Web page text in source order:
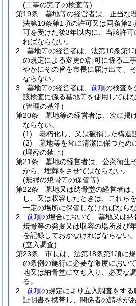
(工事の完了の検査等)
第19条
墓地等の経営者は、正当な
法第10条第1項の許可又は同条第2
可を受けた後3年以内に、当該許
ればならない。
2
墓地等の経営者は、法第10条第1
の規定による変更の許可に係る工
やかにその旨を市長に届け出て、
ならない。
3
墓地等の経営者は、 前項の検査を
該検査に係る墓地等を使用してはな
(管理の基準)
第20条
墓地等の経営者は、次に掲
ならない。
(1)
老朽化し、又は破損した構造
(2)
墓地等を常に清潔に保つため
(埋葬の禁止)
第21条
墓地の経営者は、公衆衛生
から、埋葬をさせてはならない。
(無縁の焼骨等の保管等)
第22条
墓地又は納骨堂の経営者は
し、又は収容したときは、これら
一定の場所に保管しなければならな
2
前項の場合において、墓地又は納
焼骨等の発掘又は収容の場所及び
を記録しておかなければならない。
(立入調査)
第23条
市長は、法第18条第1項に
の条例の施行に必要な限度におい
地又は納骨堂に立ち入り、必要な
る。
2
前項の規定により立入調査をす
証明書を携帯し、関係者の請求が